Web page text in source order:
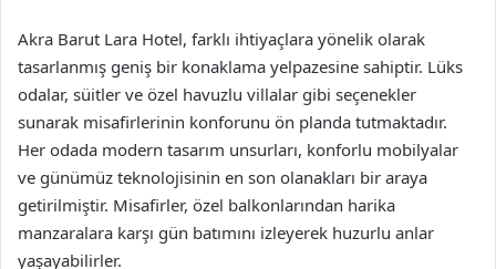
Akra Barut Lara Hotel, farklı ihtiyaçlara yönelik olarak
tasarlanmış geniş bir konaklama yelpazesine sahiptir. Lüks
odalar, süitler ve özel havuzlu villalar gibi seçenekler
sunarak misafirlerinin konforunu ön planda tutmaktadır.
Her odada modern tasarım unsurları, konforlu mobilyalar
ve günümüz teknolojisinin en son olanakları bir araya
getirilmiştir. Misafirler, özel balkonlarından harika
manzaralara karşı gün batımını izleyerek huzurlu anlar
yaşayabilirler.